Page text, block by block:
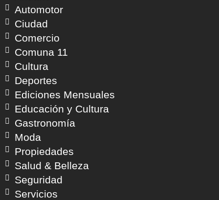
Automotor
Ciudad
Comercio
Comuna 11
Cultura
Deportes
Ediciones Mensuales
Educación y Cultura
Gastronomía
Moda
Propiedades
Salud & Belleza
Seguridad
Servicios